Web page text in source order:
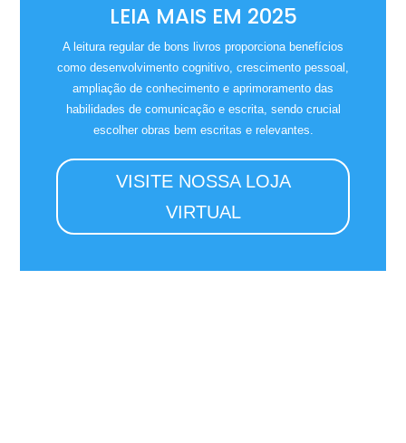
LEIA MAIS EM 2025
A leitura regular de bons livros proporciona benefícios
como desenvolvimento cognitivo, crescimento pessoal,
ampliação de conhecimento e aprimoramento das
habilidades de comunicação e escrita, sendo crucial
escolher obras bem escritas e relevantes.
VISITE NOSSA LOJA
VIRTUAL